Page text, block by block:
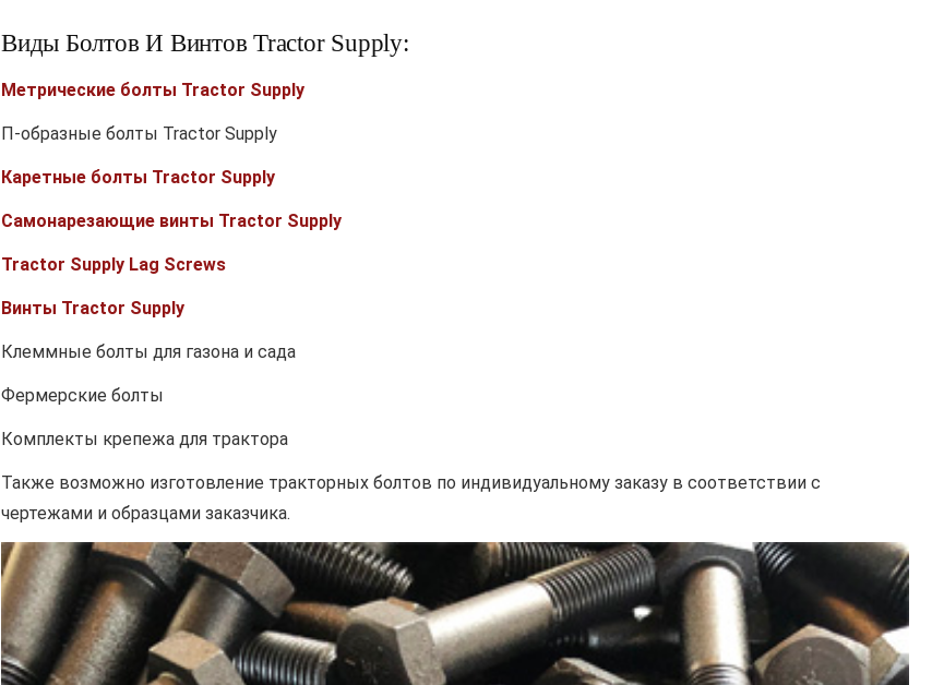
Виды Болтов И Винтов Tractor Supply:
Метрические болты Tractor Supply
П-образные болты Tractor Supply
Каретные болты Tractor Supply
Самонарезающие винты Tractor Supply
Tractor Supply Lag Screws
Винты Tractor Supply
Клеммные болты для газона и сада
Фермерские болты
Комплекты крепежа для трактора
Также возможно изготовление тракторных болтов по индивидуальному заказу в соответствии с
чертежами и образцами заказчика.